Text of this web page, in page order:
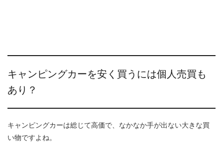
キャンピングカーを安く買うには個人売買も
あり？
キャンピングカーは総じて高価で、なかなか手が出ない大きな買
い物ですよね。